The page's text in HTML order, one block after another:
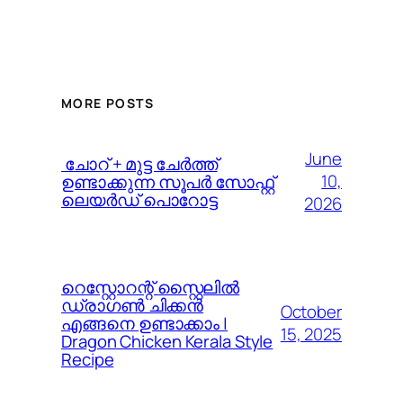
MORE POSTS
️ ചോറ് + മുട്ട ചേർത്ത്
ഉണ്ടാക്കുന്ന സൂപർ സോഫ്റ്റ്
ലെയർഡ് പൊറോട്ട
June
10,
2026
റെസ്റ്റോറന്റ് സ്റ്റൈലിൽ
ഡ്രാഗൺ ചിക്കൻ
എങ്ങനെ ഉണ്ടാക്കാം |
Dragon Chicken Kerala Style
Recipe
October
15, 2025